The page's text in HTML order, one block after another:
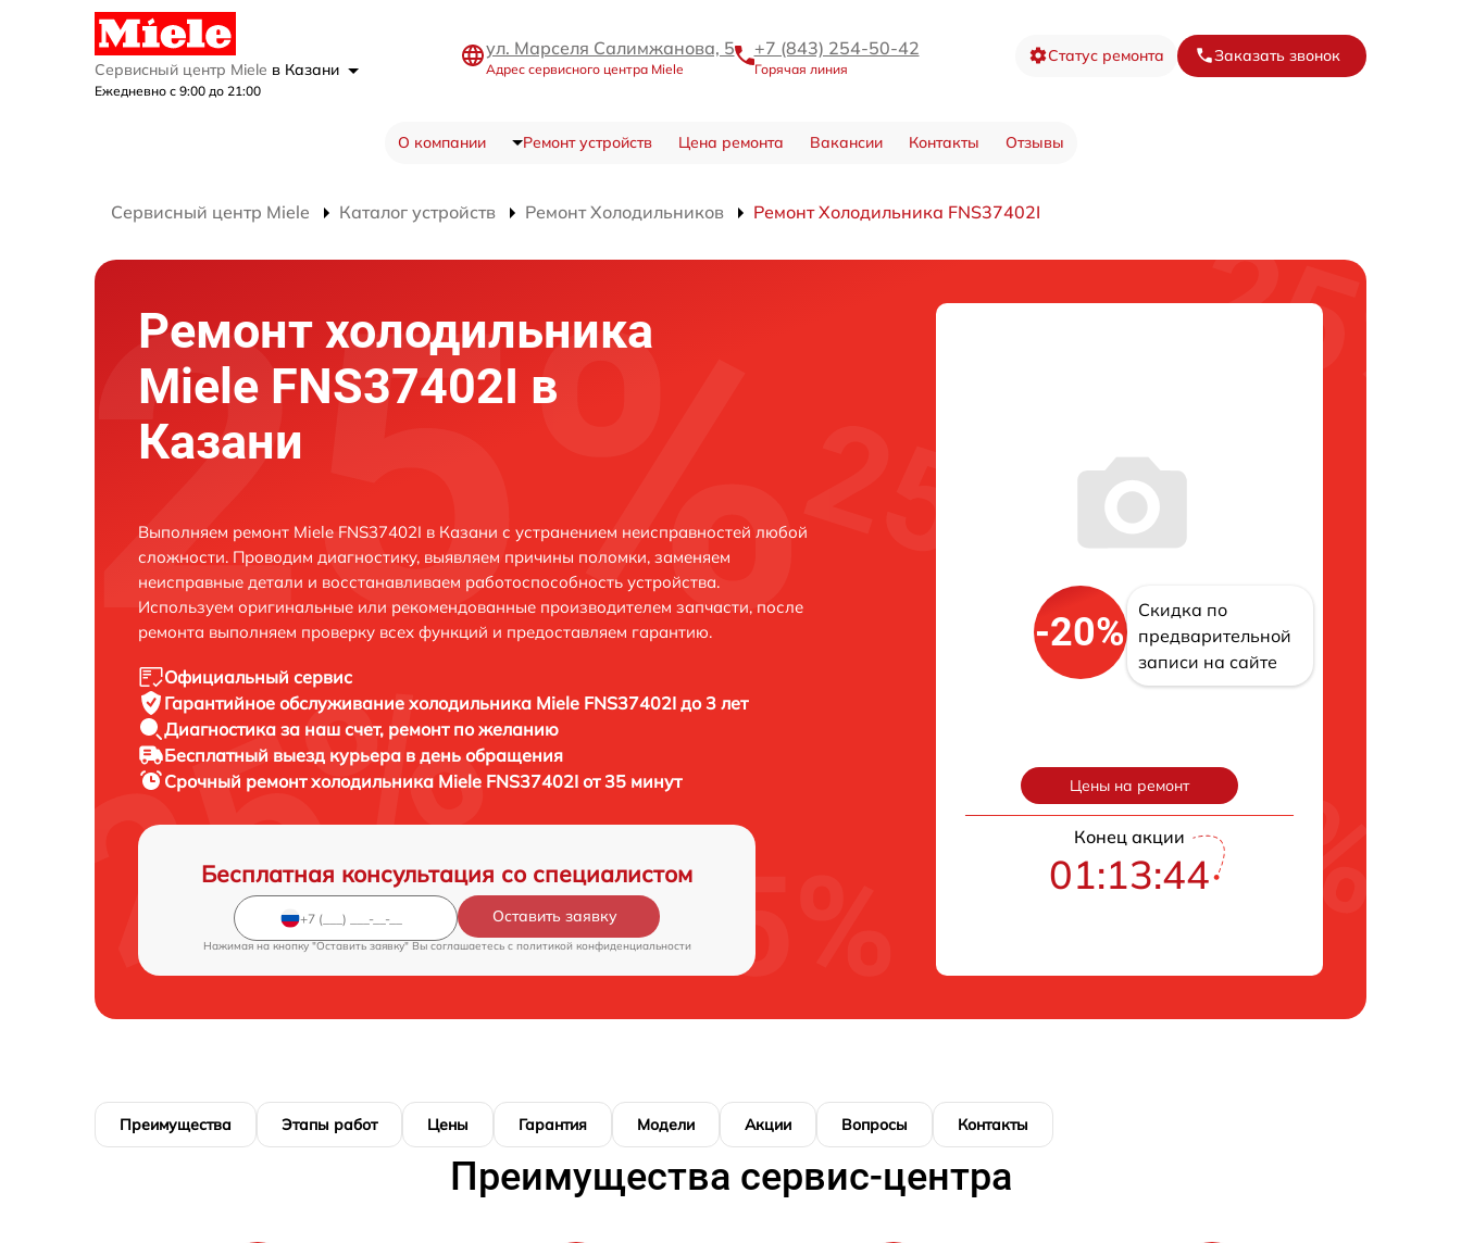
Сервисный центр Miele в Казани
Ежедневно с 9:00 до 21:00
ул. Марселя Салимжанова, 5
Адрес сервисного центра Miele
+7 (843) 254-50-42
Горячая линия
Статус ремонта Заказать звонок
О компании Ремонт устройств Цена ремонта Вакансии Контакты Отзывы
Сервисный центр Miele Каталог устройств Ремонт Холодильников Ремонт Холодильника FNS37402I
Ремонт холодильника
Miele FNS37402I в
Казани
Выполняем ремонт Miele FNS37402I в Казани с устранением неисправностей любой
сложности. Проводим диагностику, выявляем причины поломки, заменяем
неисправные детали и восстанавливаем работоспособность устройства.
Используем оригинальные или рекомендованные производителем запчасти, после
ремонта выполняем проверку всех функций и предоставляем гарантию.
Официальный сервис
Гарантийное обслуживание холодильника Miele FNS37402I до 3 лет
Диагностика за наш счет, ремонт по желанию
Бесплатный выезд курьера в день обращения
Срочный ремонтхолодильника Miele FNS37402I от 35 минут
Бесплатная консультация со специалистом
Оставить заявку
Нажимая на кнопку "Оставить заявку" Вы соглашаетесь c политикой конфиденциальности
-20%
Скидка по
предварительной
записи на сайте
Цены на ремонт
Конец акции
01:13:43
Преимущества Этапы работ Цены Гарантия Модели Акции Вопросы Контакты
Преимущества сервис-центра